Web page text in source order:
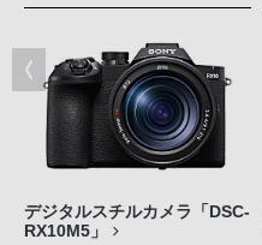
デジタルスチルカメラ「DSC-
RX10M5」